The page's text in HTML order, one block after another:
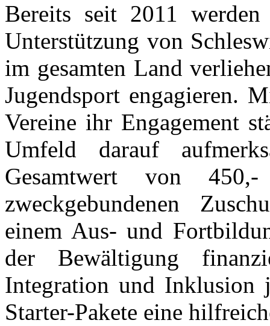
Bereits seit 2011
Unterstützung von
im gesamten Land
Jugendsport engagieren.
Vereine ihr Engagement
Umfeld darauf
Gesamtwert von
zweckgebundenen
einem Aus- und
der Bewältigung
Integration und Inklusion
Starter-Pakete eine